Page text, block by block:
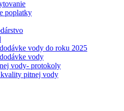
poplatky
vody do roku 2025
vody
vody- protokoly
kvality pitnej vody